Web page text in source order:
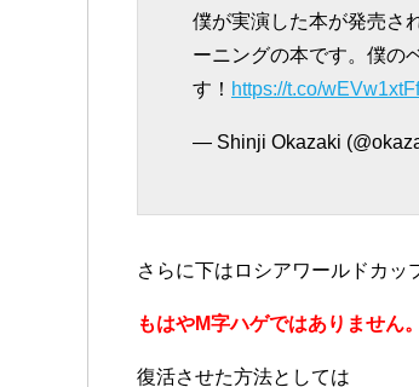
僕が実演した本が発売さ
ーニングの本です。僕の
す！ https://t.co/
— Shinji Okazaki
さらに下はロシアワールドカッ
もはやM字ハゲではありません。
復活させた方法としては